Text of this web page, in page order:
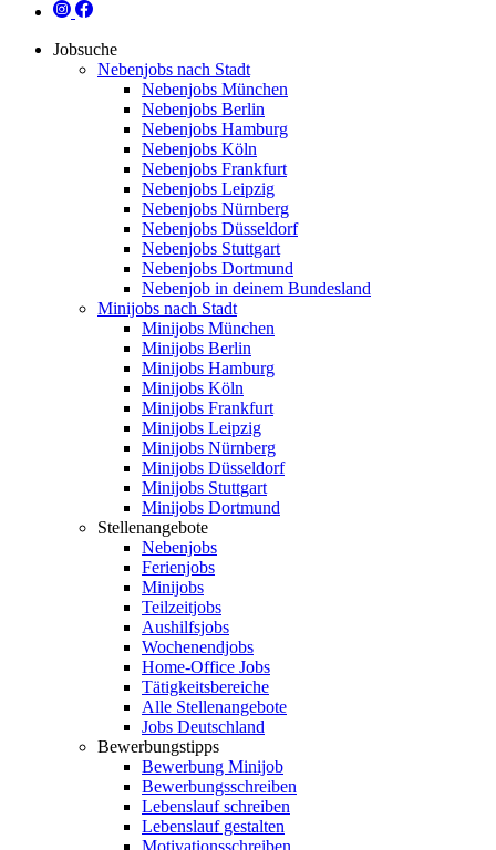
Jobsuche
Nebenjobs nach Stadt
Nebenjobs München
Nebenjobs Berlin
Nebenjobs Hamburg
Nebenjobs Köln
Nebenjobs Frankfurt
Nebenjobs Leipzig
Nebenjobs Nürnberg
Nebenjobs Düsseldorf
Nebenjobs Stuttgart
Nebenjobs Dortmund
Nebenjob in deinem Bundesland
Minijobs nach Stadt
Minijobs München
Minijobs Berlin
Minijobs Hamburg
Minijobs Köln
Minijobs Frankfurt
Minijobs Leipzig
Minijobs Nürnberg
Minijobs Düsseldorf
Minijobs Stuttgart
Minijobs Dortmund
Stellenangebote
Nebenjobs
Ferienjobs
Minijobs
Teilzeitjobs
Aushilfsjobs
Wochenendjobs
Home-Office Jobs
Tätigkeitsbereiche
Alle Stellenangebote
Jobs Deutschland
Bewerbungstipps
Bewerbung Minijob
Bewerbungsschreiben
Lebenslauf schreiben
Lebenslauf gestalten
Motivationsschreiben